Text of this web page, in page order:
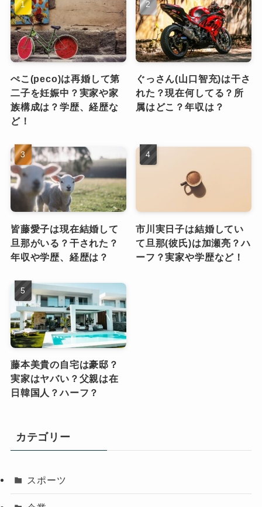
ぺこ(peco)は再婚して第
二子を妊娠中？実家や家
族構成は？学歴、経歴な
ど！
ぐっさん(山口智充)は干さ
れた？現在何してる？所
属はどこ？年収は？
皆藤愛子は現在結婚して
旦那がいる？干された？
年収や学歴、経歴は？
市川実日子は結婚してい
て旦那(彼氏)は加瀬亮？ハ
ーフ？実家や学歴など！
藤本美貴の自宅は豪邸？
実家はヤバい？父親は在
日韓国人？ハーフ？
カテゴリー
スポーツ